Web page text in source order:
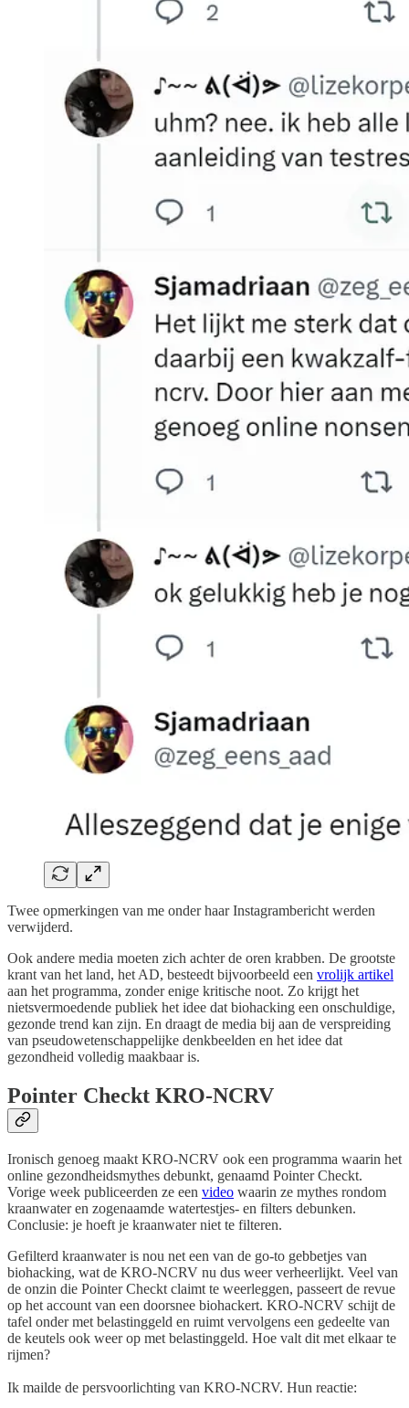
Twee opmerkingen van me onder haar Instagrambericht werden
verwijderd.
Ook andere media moeten zich achter de oren krabben. De grootste
krant van het land, het AD, besteedt bijvoorbeeld een vrolijk artikel
aan het programma, zonder enige kritische noot. Zo krijgt het
nietsvermoedende publiek het idee dat biohacking een onschuldige,
gezonde trend kan zijn. En draagt de media bij aan de verspreiding
van pseudowetenschappelijke denkbeelden en het idee dat
gezondheid volledig maakbaar is.
Pointer Checkt KRO-NCRV
Ironisch genoeg maakt KRO-NCRV ook een programma waarin het
online gezondheidsmythes debunkt, genaamd Pointer Checkt.
Vorige week publiceerden ze een video waarin ze mythes rondom
kraanwater en zogenaamde watertestjes- en filters debunken.
Conclusie: je hoeft je kraanwater niet te filteren.
Gefilterd kraanwater is nou net een van de go-to gebbetjes van
biohacking, wat de KRO-NCRV nu dus weer verheerlijkt. Veel van
de onzin die Pointer Checkt claimt te weerleggen, passeert de revue
op het account van een doorsnee biohackert. KRO-NCRV schijt de
tafel onder met belastinggeld en ruimt vervolgens een gedeelte van
de keutels ook weer op met belastinggeld. Hoe valt dit met elkaar te
rijmen?
Ik mailde de persvoorlichting van KRO-NCRV. Hun reactie: